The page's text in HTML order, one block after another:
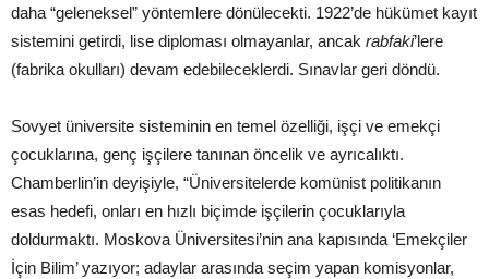
daha “geleneksel” yöntemlere dönülecekti. 1922’de hükümet kayıt
sistemini getirdi, lise diploması olmayanlar, ancak rabfaki’lere
(fabrika okulları) devam edebileceklerdi. Sınavlar geri döndü.
Sovyet üniversite sisteminin en temel özelliği, işçi ve emekçi
çocuklarına, genç işçilere tanınan öncelik ve ayrıcalıktı.
Chamberlin’in deyişiyle, “Üniversitelerde komünist politikanın
esas hedefi, onları en hızlı biçimde işçilerin çocuklarıyla
doldurmaktı. Moskova Üniversitesi’nin ana kapısında ‘Emekçiler
İçin Bilim’ yazıyor; adaylar arasında seçim yapan komisyonlar,